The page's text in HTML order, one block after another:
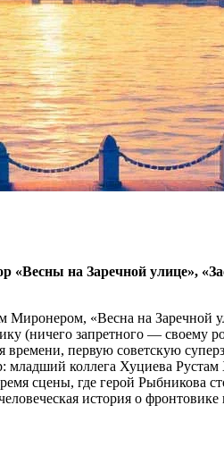
и
«Весны на Заречной улице»,
«Весна на Заречной
(ничего запретного — своему
первую советскую
коллега Хуциева Рустам
сцены, где герой Рыбникова
история о